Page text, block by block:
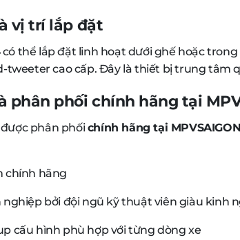
vị trí lắp đặt
có thể lắp đặt linh hoạt dưới ghế hoặc
tweeter cao cấp. Đây là thiết bị trung
phân phối chính hãng tại
được phân phốichính hãng tại MPVSAIGON
chính hãng
nghiệp bởi đội ngũ kỹ thuật viên giàu kinh
cấu hình phù hợp với từng dòng xe